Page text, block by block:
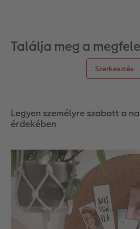
Találja meg a
Szerkesztés
Legyen személyre szabott a
érdekében